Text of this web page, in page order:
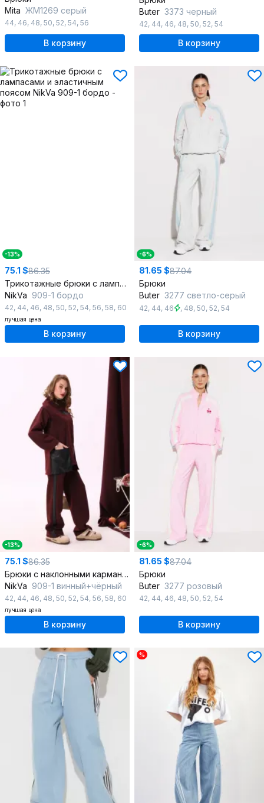
Mita ЖМ1269 серый
44, 46, 48, 50, 52, 54, 56
В корзину
Butеr 3373 черный
42, 44, 46, 48, 50, 52, 54
В корзину
-13%
75.1 $86.35
Трикотажные брюки с лампасами и эластичным поясом
NikVa 909-1 бордо
42, 44, 46, 48, 50, 52, 54, 56, 58, 60
лучшая цена
В корзину
-6%
81.65 $87.04
Брюки
Butеr 3277 светло-серый
42, 44, 46 , 48, 50, 52, 54
В корзину
-13%
75.1 $86.35
Брюки с наклонными карманами и лампасами из отделочной ткани
NikVa 909-1 винный+чёрный
42, 44, 46, 48, 50, 52, 54, 56, 58, 60
лучшая цена
В корзину
-6%
81.65 $87.04
Брюки
Butеr 3277 розовый
42, 44, 46, 48, 50, 52, 54
В корзину
%